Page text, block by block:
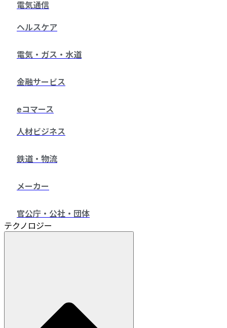
電気通信
ヘルスケア
電気・ガス・水道
金融サービス
eコマース
人材ビジネス
鉄道・物流
メーカー
官公庁・公社・団体
テクノロジー